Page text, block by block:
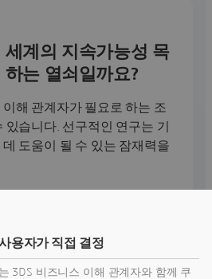
세계의 지속가능성 목
는 열쇠일까요?
해 관계자가 필요로 하는 조
있습니다. 선구적인 연구는 기
도움이 될 수 있는 잠재력을
용자가 직접 결정
3DS 비즈니스 이해 관계자와 함께 쿠